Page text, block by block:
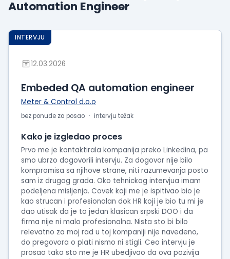
Prikaži
o
radu
Prikaži
intervjua
Automation Engineer
INTERVJU
12.03.2026
Embeded QA automation engineer
Meter & Control d.o.o
bez ponude za posao intervju težak
Kako je izgledao proces
Prvo me je kontaktirala kompanija preko Linkedina, pa
smo ubrzo dogovorili intervju. Za dogovor nije bilo
kompromisa sa njihove strane, niti razumevanja posto
sam iz drugog grada. Oko tehnickog intervjua imam
podeljena misljenja. Covek koji me je ispitivao bio je
kao strucan i profesionalan dok HR koji je bio tu mi je
dao utisak da je to jedan klasican srpski DOO i da
firma nije ni malo profesionalna. Nista sto bi bilo
relevatno za moj rad u toj kompaniji nije navedeno,
do pregovora o plati nismo ni stigli. Ceo intervju je
prosao tako sto me je HR ubedjivao da ova pozivija